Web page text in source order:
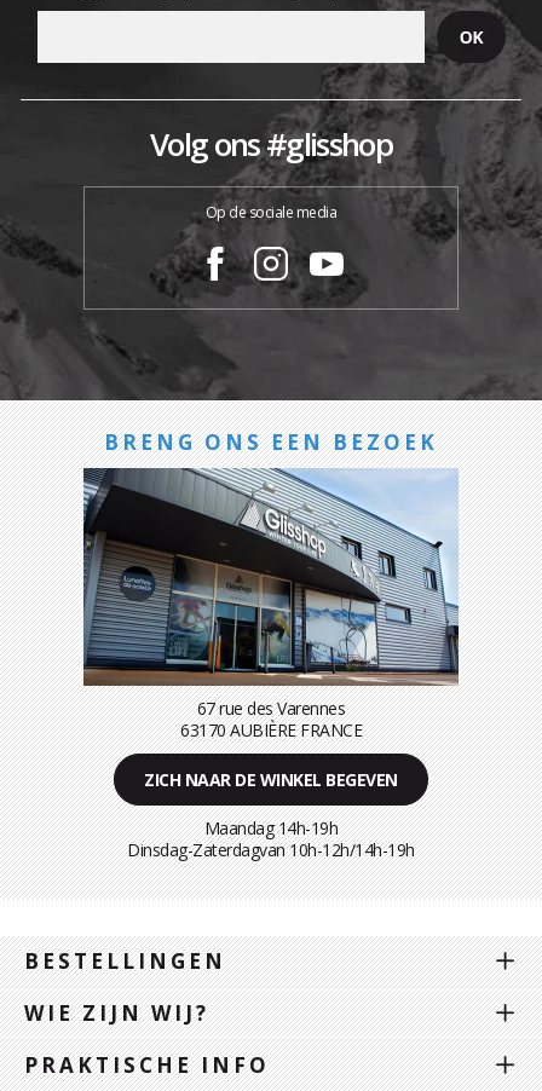
Volg ons #glisshop
Op de sociale media
BRENG ONS EEN BEZOEK
67 rue des Varennes
63170 AUBIÈRE FRANCE
ZICH NAAR DE WINKEL BEGEVEN
Maandag 14h-19h
Dinsdag-Zaterdagvan 10h-12h/14h-19h
BESTELLINGEN
WIE ZIJN WIJ?
PRAKTISCHE INFO